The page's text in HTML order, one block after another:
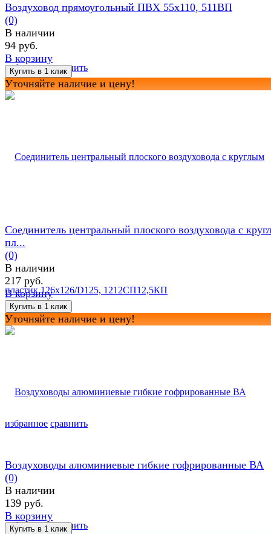
избранное сравнить
Воздуховод прямоугольный ПВХ 55х110, 511ВП
(0)
В наличии
94 руб.
В корзину
Уточняйте наличие и цену!
избранное сравнить
Соединитель центральный плоского воздуховода с
пл...
(0)
В наличии
217 руб.
В корзину
Уточняйте наличие и цену!
избранное сравнить
Воздуховоды алюминиевые гибкие гофрированные ВА
(0)
В наличии
139 руб.
В корзину